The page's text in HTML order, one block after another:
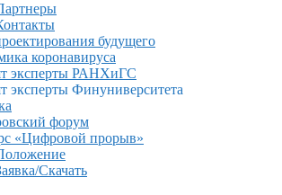
будущего
коронавируса
эксперты РАНХиГС
эксперты Финуниверситета
форум
«Цифровой прорыв»
Скачать